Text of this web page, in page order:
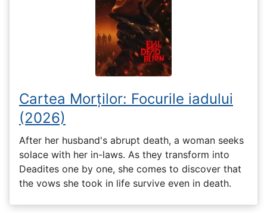
Cartea Morților: Focurile iadului
(2026)
After her husband's abrupt death, a woman seeks
solace with her in-laws. As they transform into
Deadites one by one, she comes to discover that
the vows she took in life survive even in death.